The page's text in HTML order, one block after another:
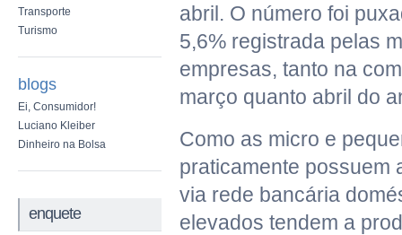
Transporte
Turismo
blogs
Ei, Consumidor!
Luciano Kleiber
Dinheiro na Bolsa
enquete
abril. O número foi
5,6% registrada pelas
empresas, tanto na
março quanto abril do
Como as micro e
praticamente possuem
via rede bancária
elevados tendem a